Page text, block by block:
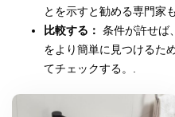
とを示すと勧める専門家
比較する： 条件が許せば
をより簡単に見つけるた
てチェックする。.